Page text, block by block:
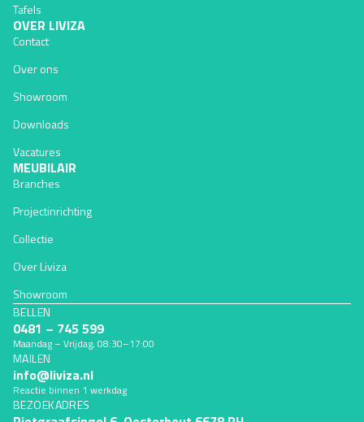
Tafels
OVER LIVIZA
Contact
Over ons
Showroom
Downloads
Vacatures
MEUBILAIR
Branches
Projectinrichting
Collectie
Over Liviza
Showroom
BELLEN
0481 – 745 599
Maandag – Vrijdag, 08:30–17:00
MAILEN
info@liviza.nl
Reactie binnen 1 werkdag
BEZOEKADRES
Privacybeleid
Algemene voorwaarden